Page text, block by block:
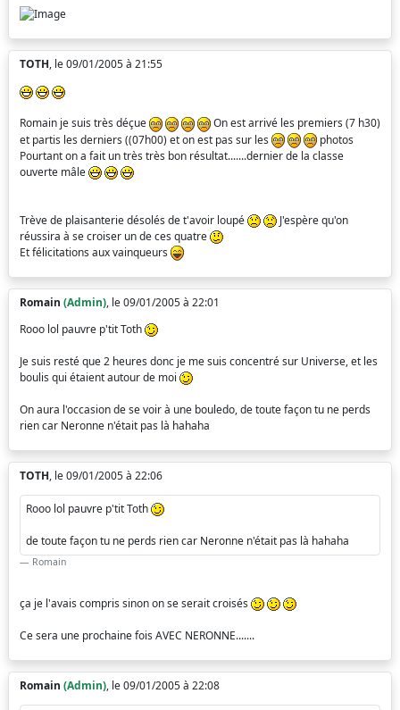
TOTH, le 09/01/2005 à 21:55
Romain je suis très déçue
On est arrivé les premiers (7 h30)
et partis les derniers ((07h00) et on est pas sur les
photos
Pourtant on a fait un très très bon résultat.......dernier de la classe
ouverte mâle
Trève de plaisanterie désolés de t'avoir loupé
J'espère qu'on
réussira à se croiser un de ces quatre
Et félicitations aux vainqueurs
Romain (Admin), le 09/01/2005 à 22:01
Rooo lol pauvre p'tit Toth
Je suis resté que 2 heures donc je me suis concentré sur Universe, et les
boulis qui étaient autour de moi
On aura l'occasion de se voir à une bouledo, de toute façon tu ne perds
rien car Neronne n'était pas là hahaha
TOTH, le 09/01/2005 à 22:06
Rooo lol pauvre p'tit Toth
de toute façon tu ne perds rien car Neronne n'était pas là hahaha
Romain
ça je l'avais compris sinon on se serait croisés
Ce sera une prochaine fois AVEC NERONNE.......
Romain (Admin), le 09/01/2005 à 22:08